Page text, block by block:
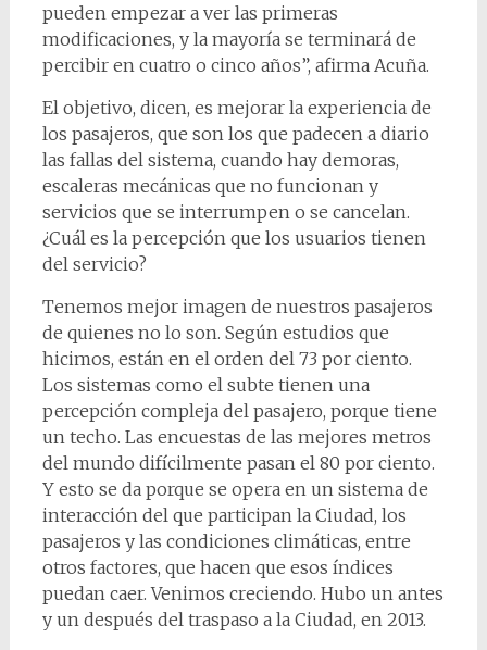
pueden empezar a ver las primeras
modificaciones, y la mayoría se terminará de
percibir en cuatro o cinco años”, afirma Acuña.
El objetivo, dicen, es mejorar la experiencia de
los pasajeros, que son los que padecen a diario
las fallas del sistema, cuando hay demoras,
escaleras mecánicas que no funcionan y
servicios que se interrumpen o se cancelan.
¿Cuál es la percepción que los usuarios tienen
del servicio?
Tenemos mejor imagen de nuestros pasajeros
de quienes no lo son. Según estudios que
hicimos, están en el orden del 73 por ciento.
Los sistemas como el subte tienen una
percepción compleja del pasajero, porque tiene
un techo. Las encuestas de las mejores metros
del mundo difícilmente pasan el 80 por ciento.
Y esto se da porque se opera en un sistema de
interacción del que participan la Ciudad, los
pasajeros y las condiciones climáticas, entre
otros factores, que hacen que esos índices
puedan caer. Venimos creciendo. Hubo un antes
y un después del traspaso a la Ciudad, en 2013.